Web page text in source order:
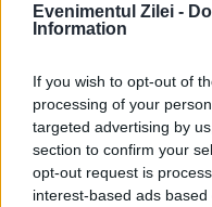
Evenimentul Zilei -
Information
If you wish to opt-out of
processing of your
targeted advertising by
section to confirm your
opt-out request is
interest-based ads
Tori Spelling,